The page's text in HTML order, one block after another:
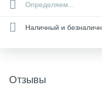
Определяем...
Наличный и
Отзывы